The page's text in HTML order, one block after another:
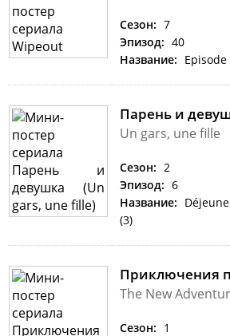
Сезон: 7
Эпизод: 40
Название: Episode
Парень и
Un gars, une fille
Сезон: 2
Эпизод: 6
Название:
(3)
Приключения
The New
Сезон: 1